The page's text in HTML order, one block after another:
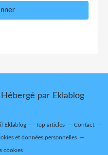
par Eklablog
Eklablog Top articles Contact
et données personnelles
cookies